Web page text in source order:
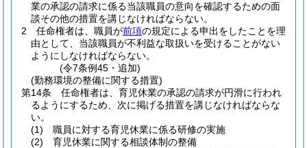
業の承認の請求に係る当該職員の意向を確認するための面
談その他の措置を講じなければならない。
2
任命権者は、職員が前項の規定による申出をしたことを理
由として、当該職員が不利益な取扱いを受けることがない
ようにしなければならない。
(令7条例45・追加)
(勤務環境の整備に関する措置)
第14条
任命権者は、育児休業の承認の請求が円滑に行われ
るようにするため、次に掲げる措置を講じなければならな
い。
(1)
職員に対する育児休業に係る研修の実施
(2)
育児休業に関する相談体制の整備